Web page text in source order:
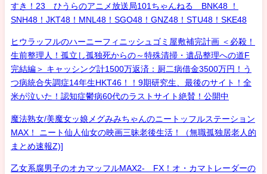
すき！23 ひうらのアニメ放送局101ちゃんねる BNK48 ！
SNH48！JKT48！MNL48！SGO48！GNZ48！STU48！SKE48
ヒウラッフルのハーニーフィニッシュゴミ屋敷補完計画 ＜必殺！
生前整理人！孤立し孤独死からの～特殊清掃・遺品整理への道F
完結編＞ キャッシング計1500万返済：厨二病借金3500万円！う
つ病統合失調症14年生HKT46！！9期研究生、最後のサイト！全
米が泣いた！認知症鬱病60代のラストサイト絶賛！公開中
魔法熟女/美魔女ッ娘メグみみちゃんのニートッフルステーション
MAX！ ニート仙人仙女の映画三昧老後生活！（無職孤独居老人的
まとめ速報Z)]
乙女系腐男子のオカマッフルMAX2- FX！オ・カマトレーダーの